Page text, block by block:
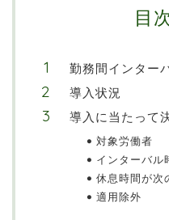
目
勤務間インター
導入状況
導入に当たって
対象労働者
インターバル
休息時間が次
適用除外